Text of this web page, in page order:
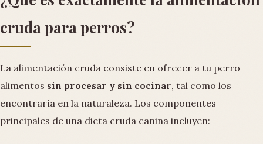
cruda para perros?
La alimentación cruda consiste en ofrecer a tu perro
alimentos sin procesar y sin cocinar, tal como los
encontraría en la naturaleza. Los componentes
principales de una dieta cruda canina incluyen: